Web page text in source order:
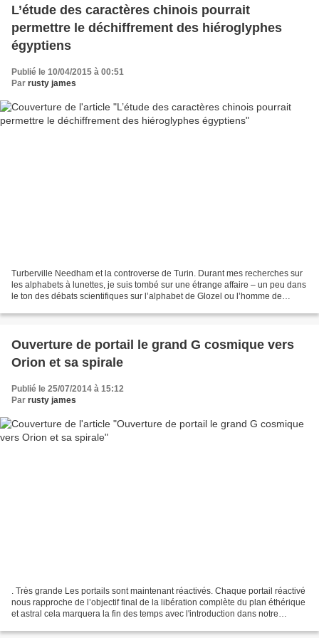
L’étude des caractères chinois pourrait
permettre le déchiffrement des hiéroglyphes
égyptiens
Publié le 10/04/2015 à 00:51
Par rusty james
Turberville Needham et la controverse de Turin. Durant mes recherches sur
les alphabets à lunettes, je suis tombé sur une étrange affaire – un peu dans
le ton des débats scientifiques sur l’alphabet de Glozel ou l’homme de
Ouverture de portail le grand G cosmique vers
Orion et sa spirale
Publié le 25/07/2014 à 15:12
Par rusty james
. Très grande Les portails sont maintenant réactivés. Chaque portail réactivé
nous rapproche de l’objectif final de la libération complète du plan éthérique
et astral cela marquera la fin des temps avec l'introduction dans notre